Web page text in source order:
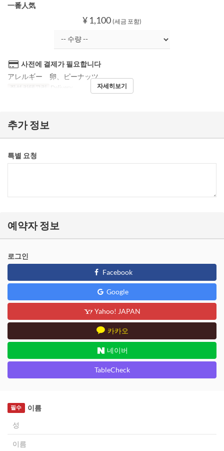
一番人気
¥ 1,100 (세금 포함)
사전에 결제가 필요합니다
アレルギー 卵、ピーナッツ
좌석 카테고리 Delivery 자세히보기
추가 정보
특별 요청
예약자 정보
로그인
Facebook
Google
Yahoo! JAPAN
카카오
네이버
TableCheck
이름
필수